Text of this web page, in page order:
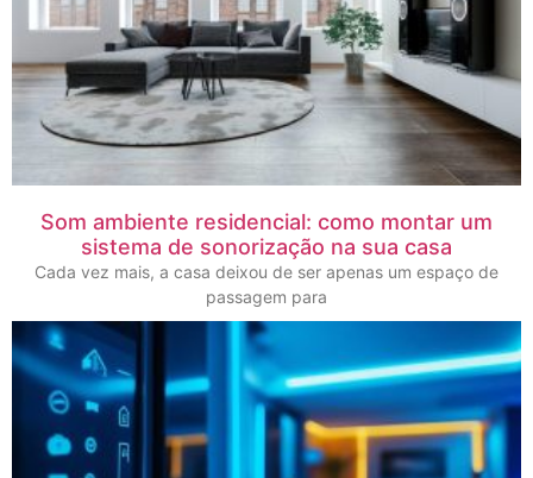
Som ambiente residencial: como montar um
sistema de sonorização na sua casa
Cada vez mais, a casa deixou de ser apenas um espaço de
passagem para